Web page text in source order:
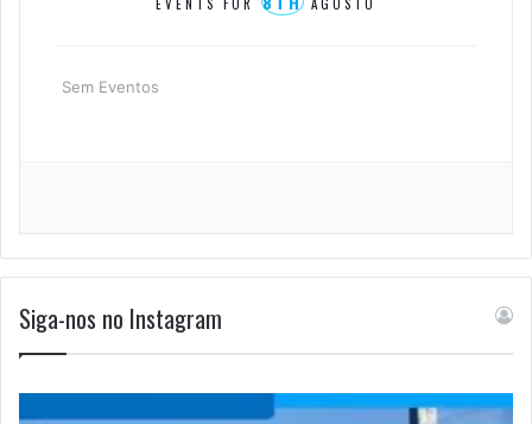
EVENTS FOR AGOSTO
Sem Eventos
Siga-nos no Instagram